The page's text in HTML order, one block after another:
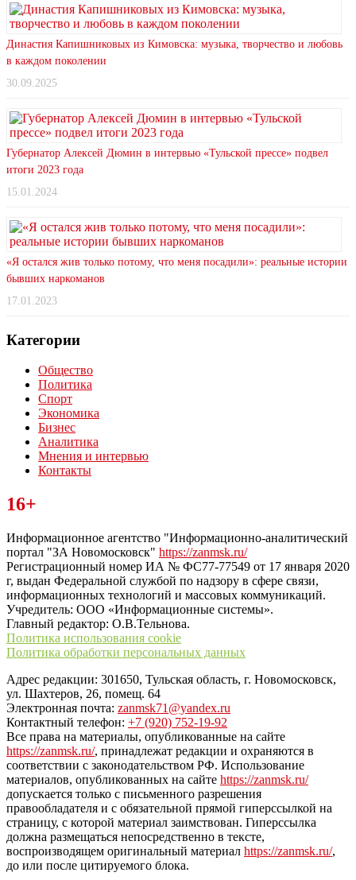
Династия Капишниковых из Кимовска: музыка, творчество и любовь
в каждом поколении
30.09.2025
Губернатор Алексей Дюмин в интервью «Тульской прессе» подвел
итоги 2023 года
15.01.2024
«Я остался жив только потому, что меня посадили»: реальные истории
бывших наркоманов
17.01.2023
Категории
Общество
Политика
Спорт
Экономика
Бизнес
Аналитика
Мнения и интервью
Контакты
Читайте последние новости дня в Тульской области на сайте
“ЗаНовомосковск”
16+
Информационное агентство "Информационно-аналитический
портал "ЗА Новомосковск" https://zanmsk.ru/
Регистрационный номер ИА № ФС77-77549 от 17 января 2020
г, выдан Федеральной службой по надзору в сфере связи,
информационных технологий и массовых коммуникаций.
Учредитель: ООО «Информационные системы».
Главный редактор: О.В.Тельнова.
Политика использования cookie
Политика обработки персональных данных
Адрес редакции: 301650, Тульская область, г. Новомосковск,
ул. Шахтеров, 26, помещ. 64
Электронная почта: zanmsk71@yandex.ru
Контактный телефон: +7 (920) 752-19-92
Все права на материалы, опубликованные на сайте
https://zanmsk.ru/, принадлежат редакции и охраняются в
соответствии с законодательством РФ. Использование
материалов, опубликованных на сайте https://zanmsk.ru/
допускается только с письменного разрешения
правообладателя и с обязательной прямой гиперссылкой на
страницу, с которой материал заимствован. Гиперссылка
должна размещаться непосредственно в тексте,
воспроизводящем оригинальный материал https://zanmsk.ru/,
до или после цитируемого блока.